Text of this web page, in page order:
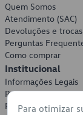
Quem Somos
Atendimento (SAC)
Devoluções e trocas
Perguntas
Como comprar
Institucional
Informações Legais
Política de
Política de Cookies
Para otimizar